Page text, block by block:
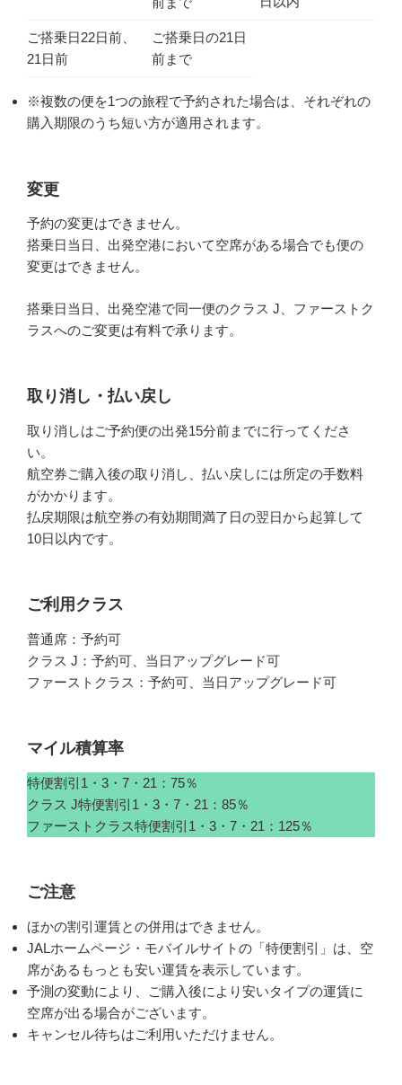
ご搭乗日22日前、
21日前
ご搭乗日の21日
前まで
※複数の便を1つの旅程で予約された場合は、それぞれの
購入期限のうち短い方が適用されます。
変更
予約の変更はできません。
搭乗日当日、出発空港において空席がある場合でも便の
変更はできません。
搭乗日当日、出発空港で同一便のクラス J、ファーストク
ラスへのご変更は有料で承ります。
取り消し・払い戻し
取り消しはご予約便の出発15分前までに行ってくださ
い。
航空券ご購入後の取り消し、払い戻しには所定の手数料
がかかります。
払戻期限は航空券の有効期間満了日の翌日から起算して
10日以内です。
ご利用クラス
普通席：予約可
クラス J：予約可、当日アップグレード可
ファーストクラス：予約可、当日アップグレード可
マイル積算率
特便割引1・3・7・21：75％
クラス J特便割引1・3・7・21：85％
ファーストクラス特便割引1・3・7・21：125％
ご注意
ほかの割引運賃との併用はできません。
JALホームページ・モバイルサイトの「特便割引」は、空
席があるもっとも安い運賃を表示しています。
予測の変動により、ご購入後により安いタイプの運賃に
空席が出る場合がございます。
キャンセル待ちはご利用いただけません。